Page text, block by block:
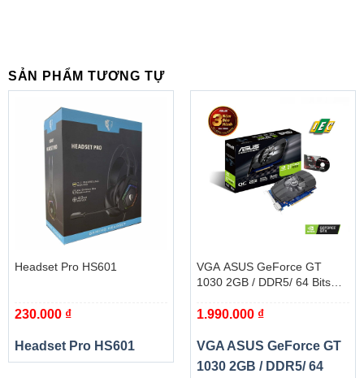
SẢN PHẨM TƯƠNG TỰ
Headset Pro HS601
230.000 ₫
Headset Pro HS601
VGA ASUS GeForce GT
1030 2GB / DDR5/ 64 Bits
1.990.000 ₫
VGA ASUS GeForce GT
1030 2GB / DDR5/ 64